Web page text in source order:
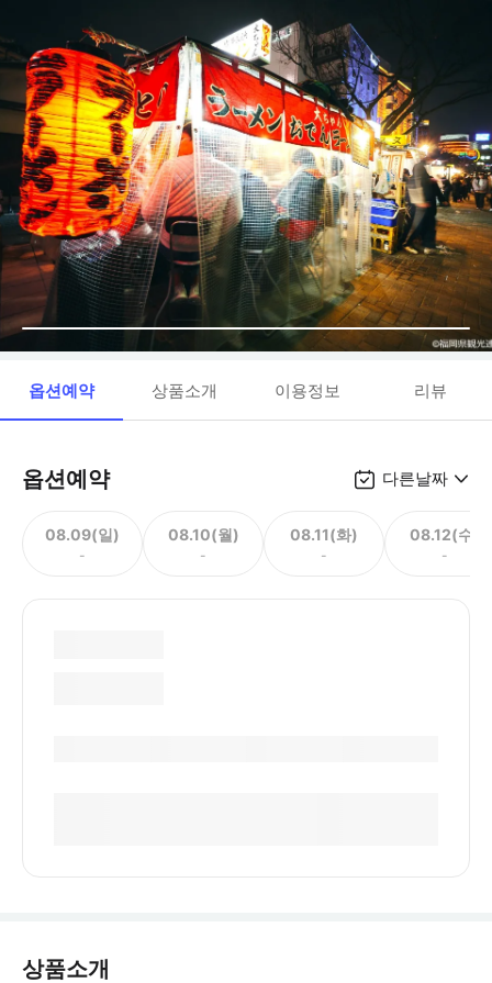
옵션예약 상품소개 이용정보 리뷰
옵션예약 다른날짜
08.09(일)
-
08.10(월)
-
08.11(화)
-
08.12(수)
-
상품소개